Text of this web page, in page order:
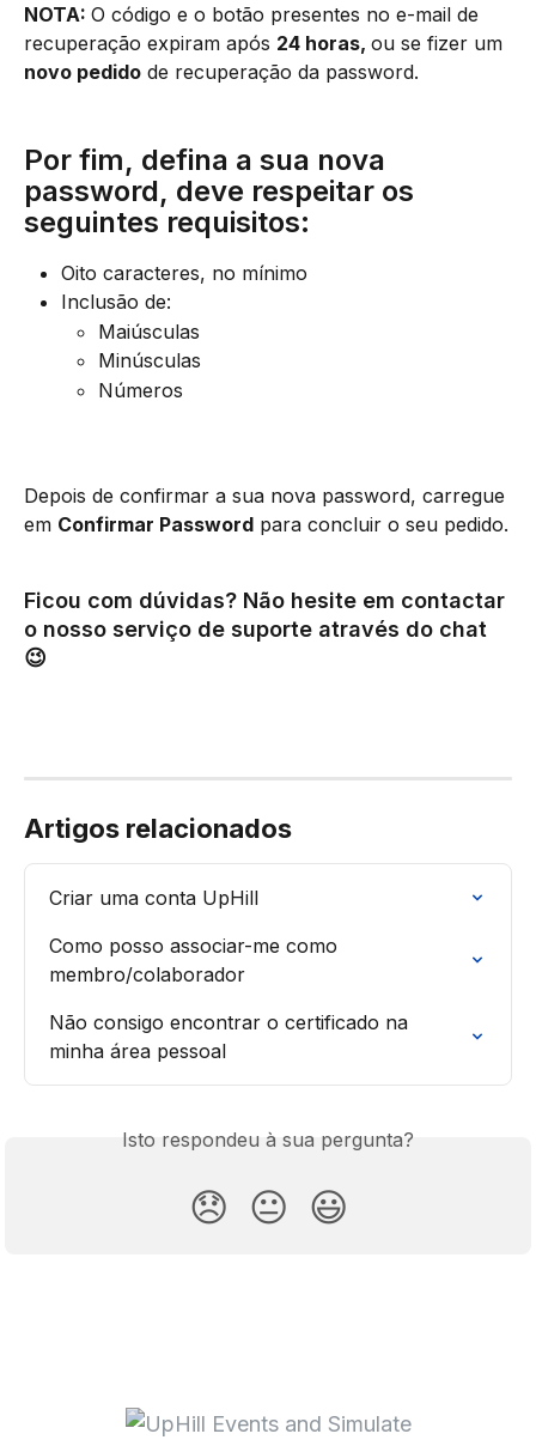
NOTA: O código e o botão presentes no e-mail de
recuperação expiram após 24 horas, ou se fizer um
novo pedido de recuperação da password.
Por fim, defina a sua nova
password, deve respeitar os
seguintes requisitos:
Oito caracteres, no mínimo
Inclusão de:
Maiúsculas
Minúsculas
Números
Depois de confirmar a sua nova password, carregue
em Confirmar Password para concluir o seu pedido.
Ficou com dúvidas? Não hesite em contactar
o nosso serviço de suporte através do chat
😉
Artigos relacionados
Criar uma conta UpHill
Como posso associar-me como
membro/colaborador
Não consigo encontrar o certificado na
minha área pessoal
Isto respondeu à sua pergunta?
😞 😐 😃